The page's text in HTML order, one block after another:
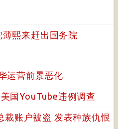
薄熙来赶出国务院
运营前景恶化
国YouTube违例调查
账户被盗 发表种族仇恨